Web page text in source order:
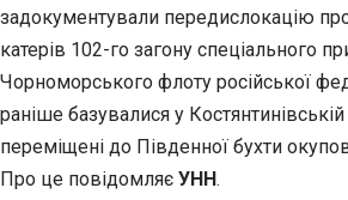
задокументували передислокацію
катерів 102-го загону спеціального
Чорноморського флоту російської
раніше базувалися у Костянтинівській
переміщені до Південної бухти
Про це повідомляє УНН.